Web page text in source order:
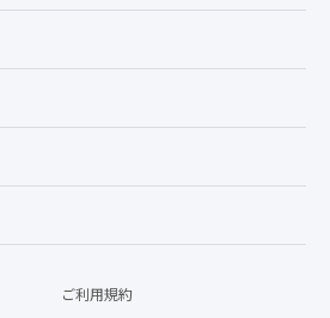
ご利用規約